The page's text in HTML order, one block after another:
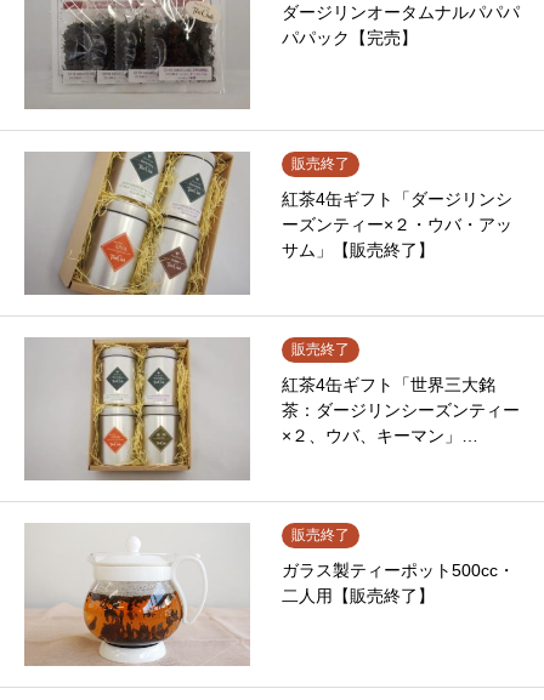
ダージリンオータムナルパパパ
パパック【完売】
販売終了
紅茶4缶ギフト「ダージリンシ
ーズンティー×２・ウバ・アッ
サム」【販売終了】
販売終了
紅茶4缶ギフト「世界三大銘
茶：ダージリンシーズンティー
×２、ウバ、キーマン」…
販売終了
ガラス製ティーポット500cc・
二人用【販売終了】